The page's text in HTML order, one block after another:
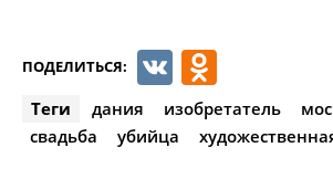
ПОДЕЛИТЬСЯ: VK
Теги дания изобретатель
свадьба
убийца